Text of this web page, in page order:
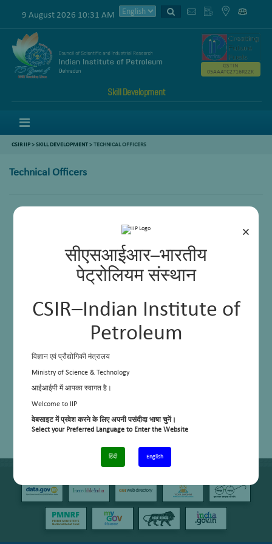
×
सीएसआईआर–भारतीय
पेट्रोलियम संस्थान
CSIR–Indian Institute of
Petroleum
विज्ञान एवं प्रौद्योगिकी मंत्रालय
Ministry of Science & Technology
आईआईपी में आपका स्वागत है।
Welcome to IIP
वेबसाइट में प्रवेश करने के लिए अपनी पसंदीदा भाषा चुनें।
Select your Preferred Language to Enter the Website
हिंदी English
9 August 2026 10:31 AM
Skill Development
GSTIN
05AAATC2716R2ZK
CSIR IIP>SKILL DEVELOPMENT> TECHNICAL OFFICERS
Technical Officers